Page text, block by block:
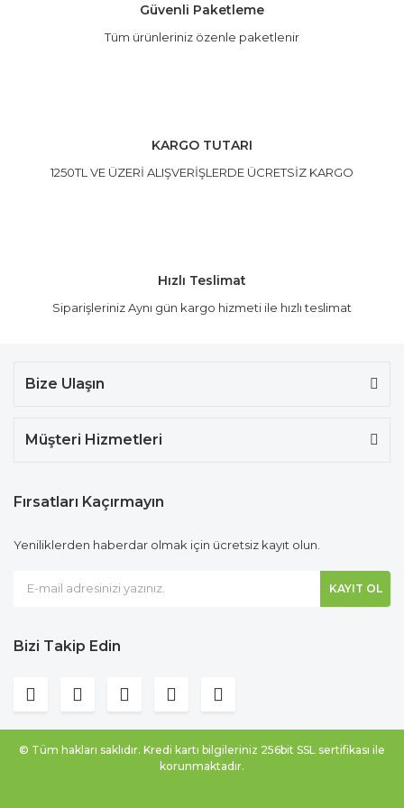
Güvenli Paketleme
Tüm ürünleriniz özenle paketlenir
KARGO TUTARI
1250TL VE ÜZERİ ALIŞVERİŞLERDE ÜCRETSİZ KARGO
Hızlı Teslimat
Siparişleriniz Aynı gün kargo hizmeti ile hızlı teslimat
Bize Ulaşın
Müşteri Hizmetleri
Fırsatları Kaçırmayın
Yeniliklerden haberdar olmak için ücretsiz kayıt olun.
KAYIT OL
Bizi Takip Edin
© Tüm hakları saklıdır. Kredi kartı bilgileriniz 256bit SSL sertifikası ile
korunmaktadır.